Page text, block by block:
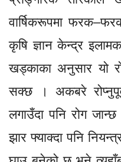
वार्षिकरूपमा
कृषि ज्ञान केन्द्र
खड्काका अनुसार यो
सक्छ । अकबरे
लगाउँदा पनि रोग जान्छ
झार फ्याक्दा पनि